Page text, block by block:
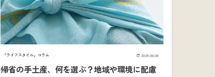
「ライフスタイル」コラム 2026.08.06
帰省の手土産、何を選ぶ？地域や環境に配慮